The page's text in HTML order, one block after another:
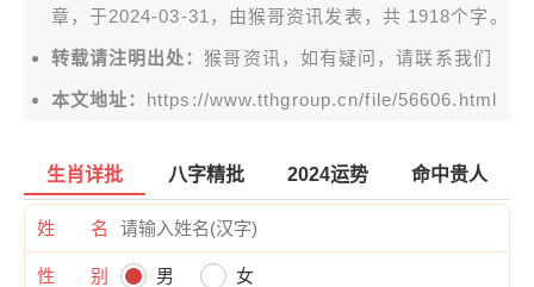
章，于2024-03-31，由猴哥资讯 发表，共 1918个字。
转载请注明出处：猴哥资讯，如有疑问，请联系我们
本文地址： https://www.tthgroup.cn/file/56606.html
生肖详批 八字精批 2024运势 命中贵人
姓 名
性 别 男 女